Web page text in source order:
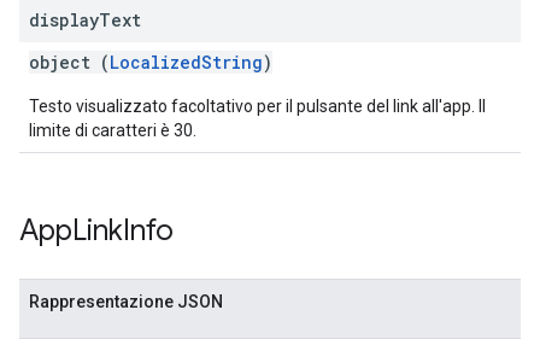
displayText
object (LocalizedString)
Testo visualizzato facoltativo per il pulsante del link all'app. Il
limite di caratteri è 30.
AppLinkInfo
Rappresentazione JSON